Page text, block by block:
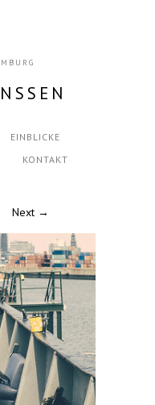
EINBLICKE
KONTAKT
Next →